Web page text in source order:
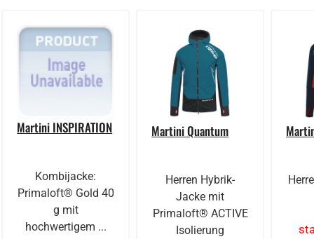
Martini INSPIRATION
Kombijacke:
Primaloft® Gold 40
g mit
hochwertigem ...
Martini Quantum
Herren Hybrik-
Jacke mit
Primaloft® ACTIVE
Isolierung